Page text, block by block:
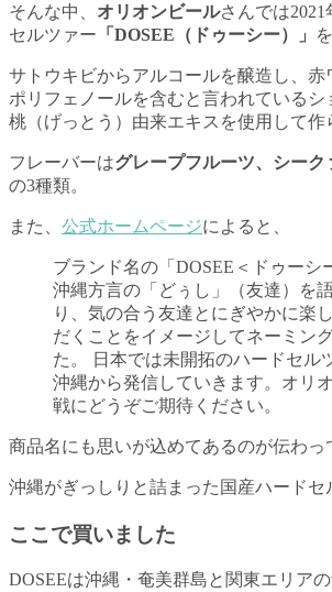
そんな中、 オリオンビールさんでは2021
セルツァー 「DOSEE（ドゥーシー）」
サトウキビからアルコールを醸造し、赤
ポリフェノールを含むと言われているシ
桃（げっとう）由来エキスを使用して作
フレーバーはグレープフルーツ、シーク
の3種類。
また、 公式ホームページによると、
ブランド名の「DOSEE＜ドゥーシ
沖縄方言の「どぅし」（友達）を
り、気の合う友達とにぎやかに楽
だくことをイメージしてネーミン
た。 日本では未開拓のハードセル
沖縄から発信していきます。オリ
戦にどうぞご期待ください。
商品名にも思いが込めてあるのが伝わっ
沖縄がぎっしりと詰まった国産ハードセ
ここで買いました
DOSEEは沖縄・奄美群島と関東エリア